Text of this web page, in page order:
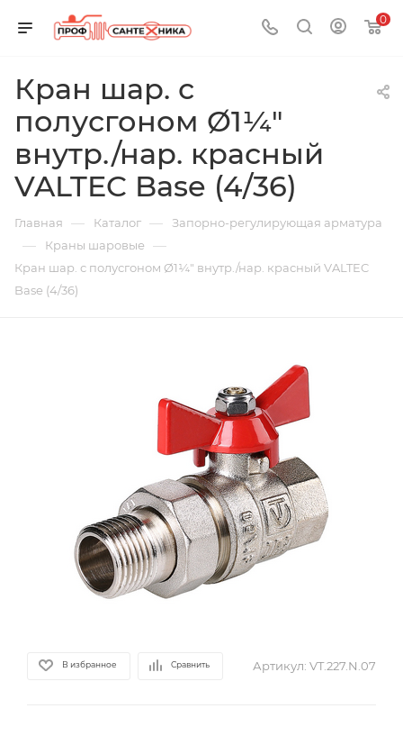
0
Кран шар. с
полусгоном Ø1¼"
внутр./нар. красный
VALTEC Base (4/36)
Главная — Каталог — Запорно-регулирующая арматура
— Краны шаровые —
Кран шар. с полусгоном Ø1¼" внутр./нар. красный VALTEC
Base (4/36)
В избранное Сравнить Артикул: VT.227.N.07